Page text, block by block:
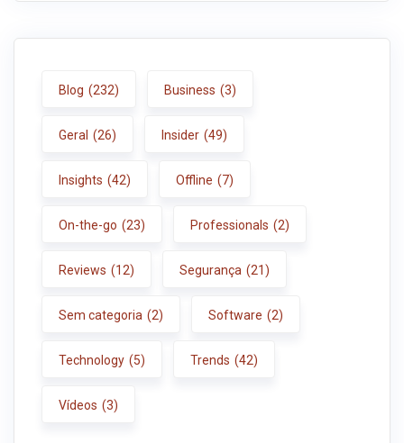
Blog (232) Business (3)
Geral (26) Insider (49)
Insights (42) Offline (7)
On-the-go (23) Professionals (2)
Reviews (12) Segurança (21)
Sem categoria (2) Software (2)
Technology (5) Trends (42)
Vídeos (3)